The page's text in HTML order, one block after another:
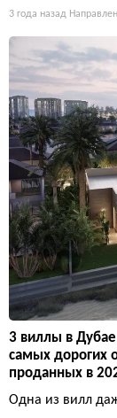
3 года назад
3 виллы в
самых дорогих
проданных в
Одна из вилл